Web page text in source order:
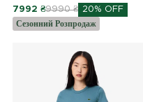
7992 ₴9990 ₴ 20% OFF
Сезонний Розпродаж